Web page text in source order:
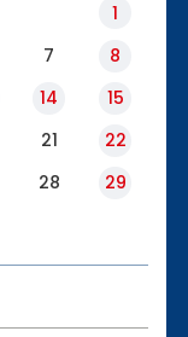
1
7
8
14
15
21
22
28
29